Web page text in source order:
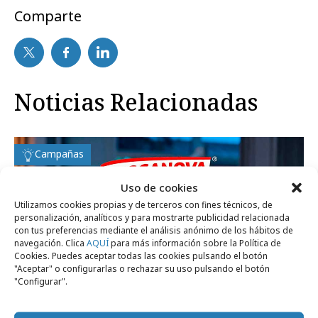
Uso de cookies
Utilizamos cookies propias y de terceros con fines técnicos, de
personalización, analíticos y para mostrarte publicidad relacionada
con tus preferencias mediante el análisis anónimo de los hábitos de
navegación. Clica AQUÍpara más información sobre la Política de
Cookies. Puedes aceptar todas las cookies pulsando el botón
"Aceptar" o configurarlas o rechazar su uso pulsando el botón
"Configurar".
Comparte
Noticias Relacionadas
Campañas